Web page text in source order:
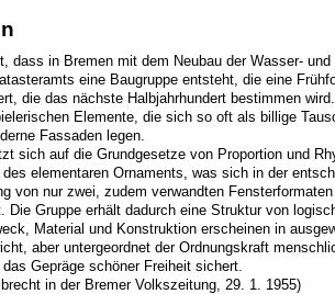
dass in Bremen mit dem Neubau der Wasser-
eine Baugruppe entsteht, die eine
die das nächste Halbjahrhundert bestimmen
Elemente, die sich so oft als billige
Fassaden legen.
sich auf die Grundgesetze von Proportion und
des elementaren Ornaments, was sich in der
von nur zwei, zudem verwandten
Die Gruppe erhält dadurch eine Struktur von
Material und Konstruktion erscheinen in
aber untergeordnet der Ordnungskraft
Gepräge schöner Freiheit sichert.
in der Bremer Volkszeitung, 29. 1. 1955)